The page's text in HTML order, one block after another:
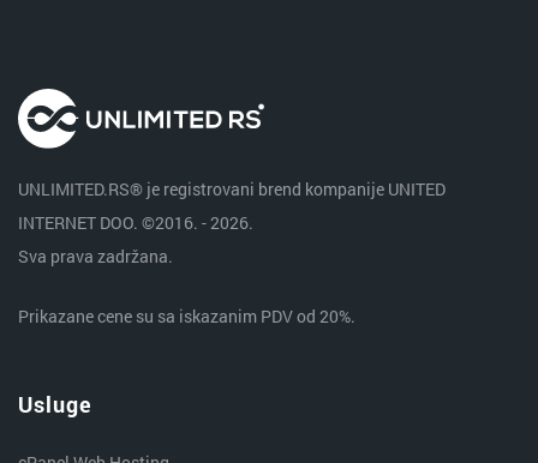
UNLIMITED.RS® je registrovani brend kompanije UNITED
INTERNET DOO. ©2016. - 2026.
Sva prava zadržana.
Prikazane cene su sa iskazanim PDV od 20%.
Usluge